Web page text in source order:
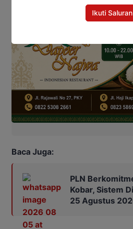
Baca Juga:
PLN
Kobar, Sistem
25 Agustus
Ikuti Saluran